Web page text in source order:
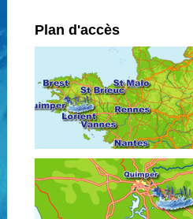
Plan d'accès